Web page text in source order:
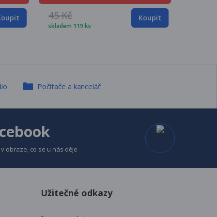
45 Kč
skladem 119 ks
Koupit
Počítače a kancelář
obraze, co se u nás děje
Užitečné odkazy